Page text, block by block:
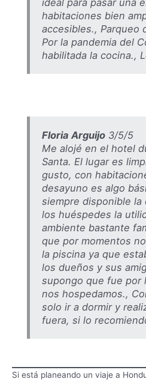
habitaciones bien
accesibles., Parqueo
Por la pandemia del
habilitada la cocina.,
Floria Arguijo3/5/5
Me alojé en el hotel
Santa. El lugar es
gusto, con
desayuno es algo
siempre disponible la
los huéspedes la
ambiente bastante
que por momentos
la piscina ya que
los dueños y sus
supongo que fue por
nos hospedamos.,
solo ir a dormir y
fuera, si lo
Si está planeando un viaje a